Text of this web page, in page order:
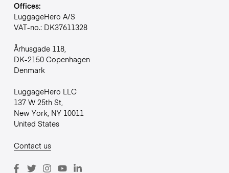
Offices:
LuggageHero A/S
VAT-no.: DK37611328
Århusgade 118,
DK-2150 Copenhagen
Denmark
LuggageHero LLC
137 W 25th St,
New York, NY 10011
United States
Contact us